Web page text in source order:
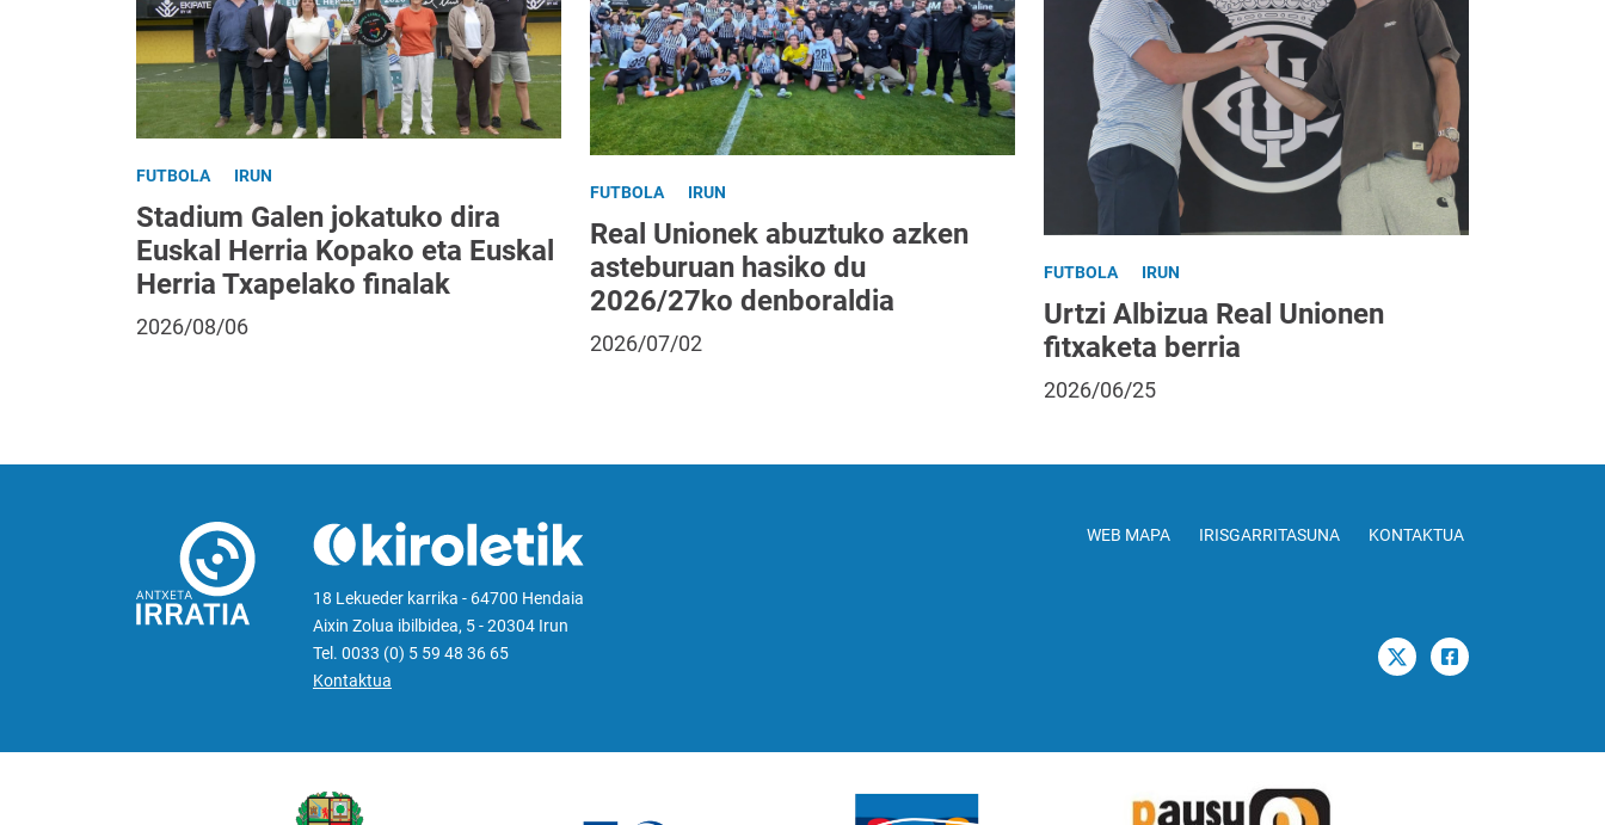
FUTBOLA IRUN
Stadium Galen jokatuko dira
Euskal Herria Kopako eta Euskal
Herria Txapelako finalak
2026/08/06
FUTBOLA IRUN
Real Unionek abuztuko azken
asteburuan hasiko du
2026/27ko denboraldia
2026/07/02
FUTBOLA IRUN
Urtzi Albizua Real Unionen
fitxaketa berria
2026/06/25
18 Lekueder karrika - 64700 Hendaia
Aixin Zolua ibilbidea, 5 - 20304 Irun
Tel. 0033 (0) 5 59 48 36 65
Kontaktua
WEB MAPA IRISGARRITASUNA KONTAKTUA